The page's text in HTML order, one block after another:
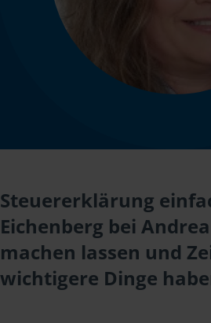
Steuererklärung
Eichenberg bei
machen lassen und
wichtigere Dinge